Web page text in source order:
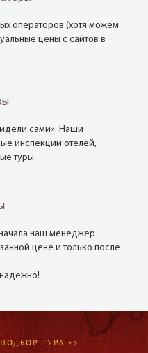
операторов (хотя можем
цены с сайтов в
сами». Наши
инспекции отелей,
туры.
наш менеджер
цене и только после
ТУРА >>